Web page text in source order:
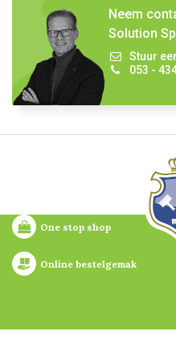
Neem
Solution
Stuur
053 -
One stop shop
Online bestelgemak